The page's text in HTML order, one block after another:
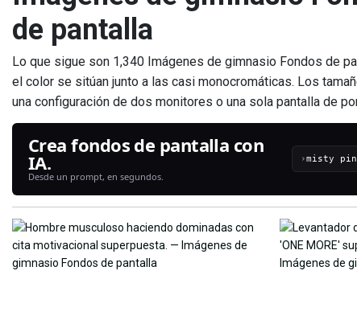
de pantalla
Lo que sigue son 1,340 Imágenes de gimnasio Fondos de
el color se sitúan junto a las casi monocromáticas. Los
una configuración de dos monitores o una sola pantalla de
Crea fondos de pantalla con
IA.
Desde un prompt, en segundos.
›